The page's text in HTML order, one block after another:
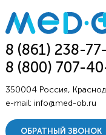
8 (861) 238-
8 (800) 707-
350004 Россия,
e-mail: info@med-ob.ru
ОБРАТНЫЙ ЗВОНОК